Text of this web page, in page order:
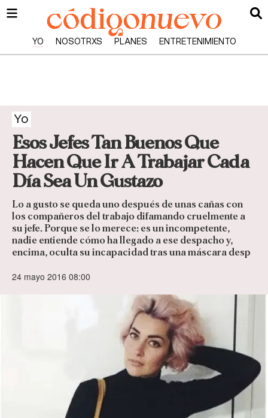
YO NOSOTRXS PLANES ENTRETENIMIENTO
Yo
Esos Jefes Tan Buenos Que
Hacen Que Ir A Trabajar Cada
Día Sea Un Gustazo
Lo a gusto se queda uno después de unas cañas con
los compañeros del trabajo difamando cruelmente a
su jefe. Porque se lo merece: es un incompetente,
nadie entiende cómo ha llegado a ese despacho y,
encima, oculta su incapacidad tras una máscara desp
24 mayo 2016 08:00